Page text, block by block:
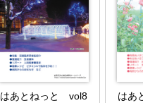
はあとねっと vol8 はあ